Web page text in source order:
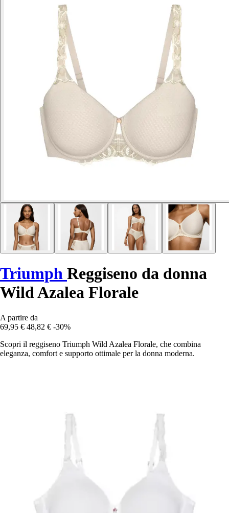
Triumph Reggiseno da donna
Wild Azalea Florale
A partire da
69,95 € 48,82 € -30%
Scopri il reggiseno Triumph Wild Azalea Florale, che combina
eleganza, comfort e supporto ottimale per la donna moderna.